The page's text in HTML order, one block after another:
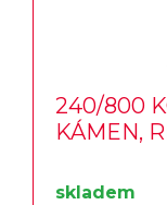
240/800
KÁMEN,
skladem